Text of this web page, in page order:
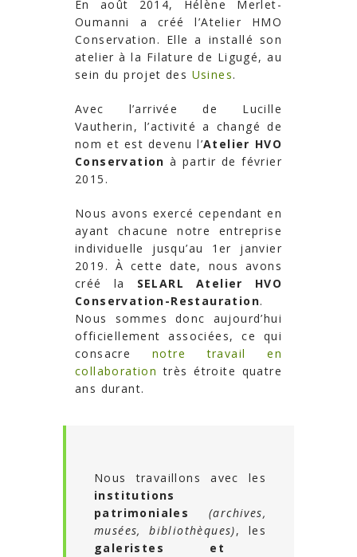
En août 2014, Hélène Merlet-
Oumanni a créé l’Atelier HMO
Conservation. Elle a installé son
atelier à la Filature de Ligugé, au
sein du projet des Usines.
Avec l’arrivée de Lucille
Vautherin, l’activité a changé de
nom et est devenu l’Atelier HVO
Conservation à partir de février
2015.
Nous avons exercé cependant en
ayant chacune notre entreprise
individuelle jusqu’au 1er janvier
2019. À cette date, nous avons
créé la SELARL Atelier HVO
Conservation-Restauration.
Nous sommes donc aujourd’hui
officiellement associées, ce qui
consacre notre travail en
collaboration très étroite quatre
ans durant.
Nous travaillons avec les
institutions
patrimoniales
(archives,
musées, bibliothèques), les
galeristes et